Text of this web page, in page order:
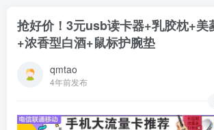
抢好价！3元usb读卡器+乳胶枕+美
+浓香型白酒+鼠标护腕垫
qmtao
4年前发布